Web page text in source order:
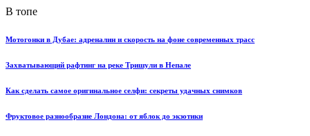
В топе
Мотогонки в Дубае: адреналин и скорость на фоне современных трасс
Захватывающий рафтинг на реке Тришули в Непале
Как сделать самое оригинальное селфи: секреты удачных снимков
Фруктовое разнообразие Лондона: от яблок до экзотики